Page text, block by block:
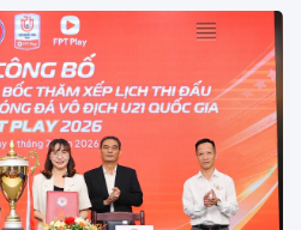
khai mạc giải bóng đá
VI
xã Hùng Châu lần thứ VI
sự tham gia của 14 đội
những trận cầu hấp dẫn.
Việt Nam sẽ tung đội